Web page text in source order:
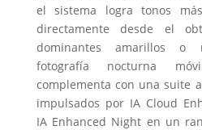
el sistema logra tonos
directamente desde el
dominantes amarillos o
fotografía nocturna
complementa con una suite
impulsados por IA Cloud
IA Enhanced Night en un